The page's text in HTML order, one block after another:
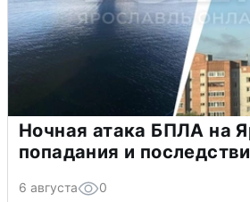
Ночная атака БПЛА на
попадания и
6 августа 0